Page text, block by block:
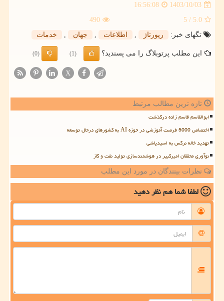
1403/10/03
16:56:08
5.0
/ 5
490
تگهای خبر:
رپورتاژ , اطلاعات , جهان , خدمات
این مطلب پرتوبلاگ را می پسندید؟ (1)
(0)
X
تازه ترین مطالب مرتبط
ابوالقاسم قاسم زاده درگذشت
اختصاص 5000 فرصت آموزشی در حوزه AI به کشورهای درحال توسعه
تهدید خاله نرگس به اسیدپاشی
نوآوری محققان امیرکبیر در هوشمندسازی تولید نفت و گاز
نظرات بینندگان در مورد این مطلب
لطفا شما همنظر دهید